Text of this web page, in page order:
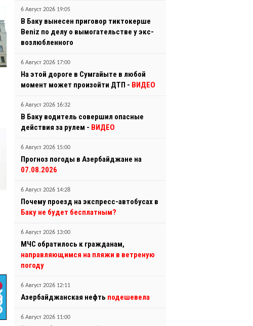
6 Август 2026 19:05
В Баку вынесен приговор тиктокерше
Beniz по делу о вымогательстве у экс-
возлюбленного
6 Август 2026 17:00
На этой дороге в Сумгайыте в любой
момент может произойти ДТП - ВИДЕО
6 Август 2026 16:32
В Баку водитель совершил опасные
действия за рулем - ВИДЕО
6 Август 2026 15:00
Прогноз погоды в Азербайджане на
07.08.2026
6 Август 2026 14:28
Почему проезд на экспресс-автобусах в
Баку не будет бесплатным?
6 Август 2026 13:00
МЧС обратилось к гражданам,
направляющимся на пляжи в ветреную
погоду
6 Август 2026 12:11
Азербайджанская нефть подешевела
6 Август 2026 11:00